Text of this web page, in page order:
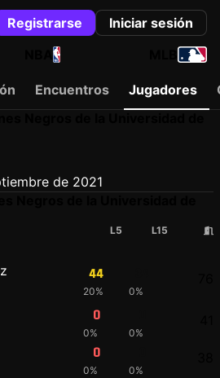
Registrarse
Iniciar sesión
NBA
Encuentros Jugadores
de 2021
L5 L15
44
20% 0%
0
0% 0%
0
0% 0%